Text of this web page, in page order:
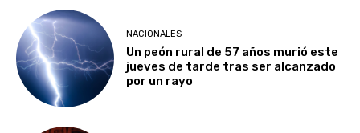
NACIONALES
Un peón rural de 57 años murió este
jueves de tarde tras ser alcanzado
por un rayo